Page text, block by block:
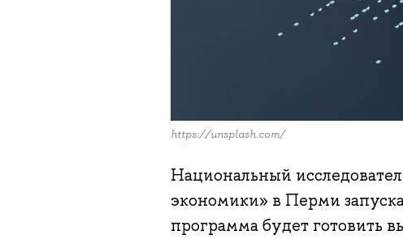
https://unsplash.com/
Национальный
экономики» в Перми
программа будет готовить